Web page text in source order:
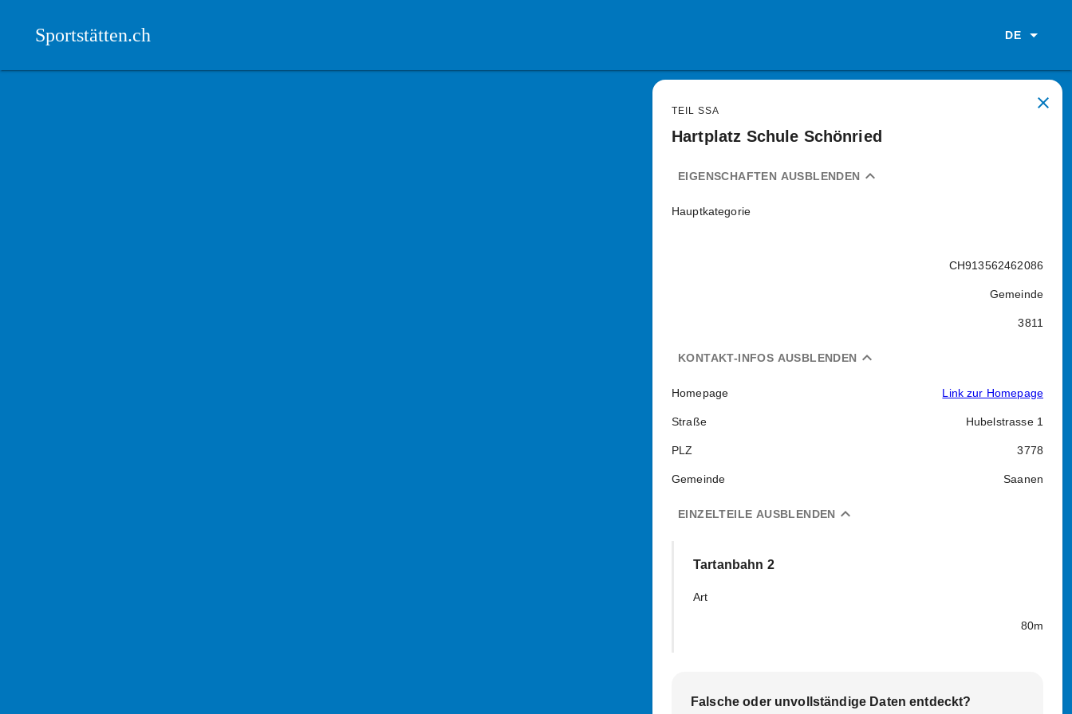
Sportstätten.ch DE
close
TEIL SSA
Hartplatz Schule Schönried
expand_less
EIGENSCHAFTEN AUSBLENDEN
Hauptkategorie
CH913562462086
Gemeinde
3811
expand_less
KONTAKT-INFOS AUSBLENDEN
Homepage Link zur Homepage
Straße Hubelstrasse 1
PLZ 3778
Gemeinde Saanen
expand_less
EINZELTEILE AUSBLENDEN
Tartanbahn 2
Art
80m
Falsche oder unvollständige Daten entdeckt?